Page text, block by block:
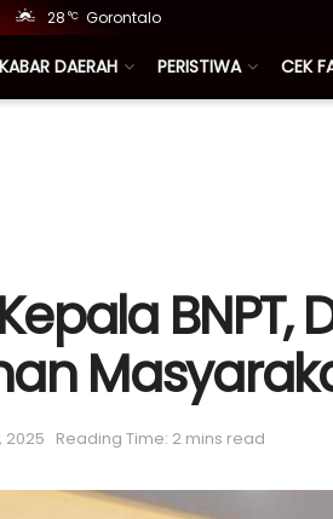
28 °C Gorontalo
KABAR DAERAH PERISTIWA CEK
BNPT,
2025 Reading Time: 2 mins read